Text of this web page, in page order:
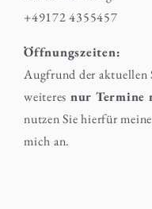
+49172 4355457
Öffnungszeiten:
Augfrund der
weiteres nur Termine
nutzen Sie hierfür
mich an.